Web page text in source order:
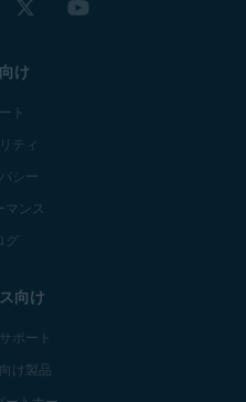
け
ト
ティ
シー
マンス
グ
向け
ポート
け製品